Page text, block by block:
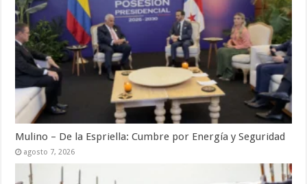
Mulino – De la Espriella: Cumbre por Energía y Seguridad
agosto 7, 2026